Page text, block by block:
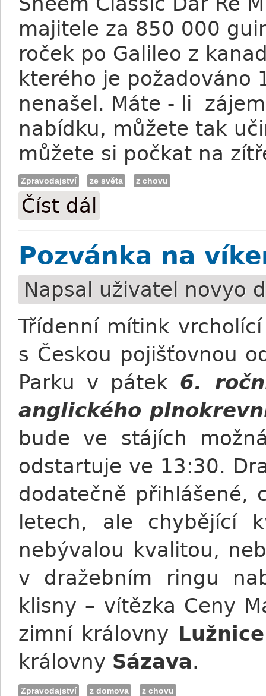
majitele za 850 000
roček po Galileo z
kterého je
nenašel. Máte - li
nabídku, můžete tak
můžete si počkat na
Zpravodajství ze světa z chovu
Číst dál
Pozvánka na
Napsal uživatel novyo
Třídenní mítink
s Českou pojišťovnou
Parku v pátek 6.
anglického
bude ve stájích
odstartuje ve 13:30.
dodatečně přihlášené,
letech, ale chybějící
nebývalou kvalitou,
v dražebním ringu
klisny – vítězka Ceny
zimní královny Lužnice
královny Sázava.
Zpravodajství z domova z chovu